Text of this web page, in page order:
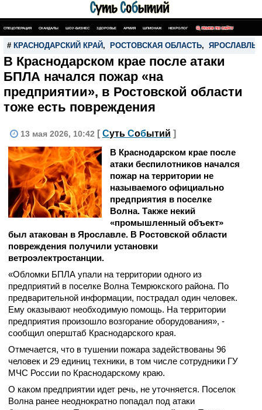
СПЕЦОПЕРАЦИЯ СКАНДАЛЫ ШОУ-БИЗНЕС ЗДОРОВЬЕ АРМИЯ ШПИОНАЖ НЕКРОЛОГ ПОИСК ПО САЙТУ
# КРАСНОДАРСКИЙ КРАЙ , РОСТОВСКАЯ ОБЛАСТЬ, ЯРОСЛАВЛЬ
В Краснодарском крае после атаки
БПЛА начался пожар «на
предприятии», в Ростовской области
тоже есть повреждения
13 мая 2026, 10:42 [ Суть Событий ]
В Краснодарском крае после
атаки беспилотников начался
пожар на территории не
называемого официально
предприятия в поселке
Волна. Также некий
«промышленный объект»
был атакован в Ярославле. В Ростовской области
повреждения получили установки
ветроэлектростанции.
«Обломки БПЛА упали на территории одного из
предприятий в поселке Волна Темрюкского района. По
предварительной информации, пострадал один человек.
Ему оказывают необходимую помощь. На территории
предприятия произошло возгорание оборудования», -
сообщил оперштаб Краснодарского края.
Отмечается, что в тушении пожара задействованы 96
человек и 29 единиц техники, в том числе сотрудники ГУ
МЧС России по Краснодарскому краю.
О каком предприятии идет речь, не уточняется. Поселок
Волна ранее неоднократно попадал под атаки